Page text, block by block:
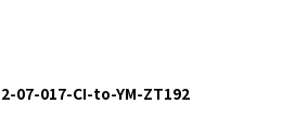
07-017-CI-to-YM-ZT192